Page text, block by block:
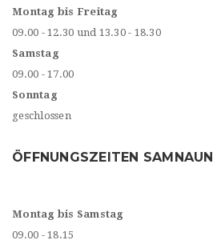
Montag bis Freitag
09.00 - 12.30 und 13.30 - 18.30
Samstag
09.00 - 17.00
Sonntag
geschlossen
ÖFFNUNGSZEITEN SAMNAUN
Montag bis Samstag
09.00 - 18.15